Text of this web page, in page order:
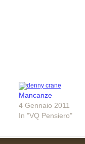
Mancanze
4 Gennaio 2011
In "VQ Pensiero"